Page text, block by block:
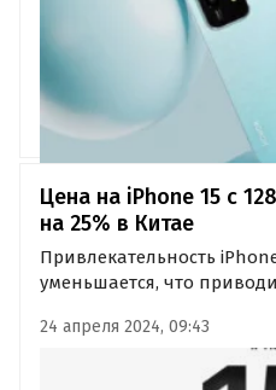
Цена на iPhone 15 с
на 25% в Китае
Привлекательность
уменьшается, что
издание iXBT.com со
24 апреля 2024, 09:43